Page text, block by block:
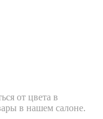
от цвета в
в нашем салоне.